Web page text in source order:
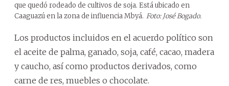
que quedó rodeado de cultivos de soja. Está ubicado en
Caaguazú en la zona de influencia Mbyá. Foto: José Bogado.
Los productos incluidos en el acuerdo político son
el aceite de palma, ganado, soja, café, cacao, madera
y caucho, así como productos derivados, como
carne de res, muebles o chocolate.